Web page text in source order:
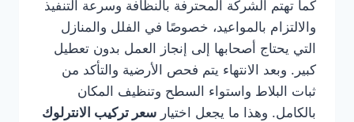
كما تهتم الشركة المحترفة بالنظافة وسرعة التنفيذ
والالتزام بالمواعيد، خصوصًا في الفلل والمنازل
التي يحتاج أصحابها إلى إنجاز العمل بدون تعطيل
كبير. وبعد الانتهاء يتم فحص الأرضية والتأكد من
ثبات البلاط واستواء السطح وتنظيف المكان
بالكامل. وهذا ما يجعل اختيار سعر تركيب الانترلوك